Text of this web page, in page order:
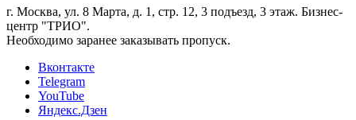
г. Москва, ул. 8 Марта, д. 1, стр. 12, 3 подъезд, 3 этаж. Бизнес-
центр "ТРИО".
Необходимо заранее заказывать пропуск.
Вконтакте
Telegram
YouTube
Яндекс.Дзен